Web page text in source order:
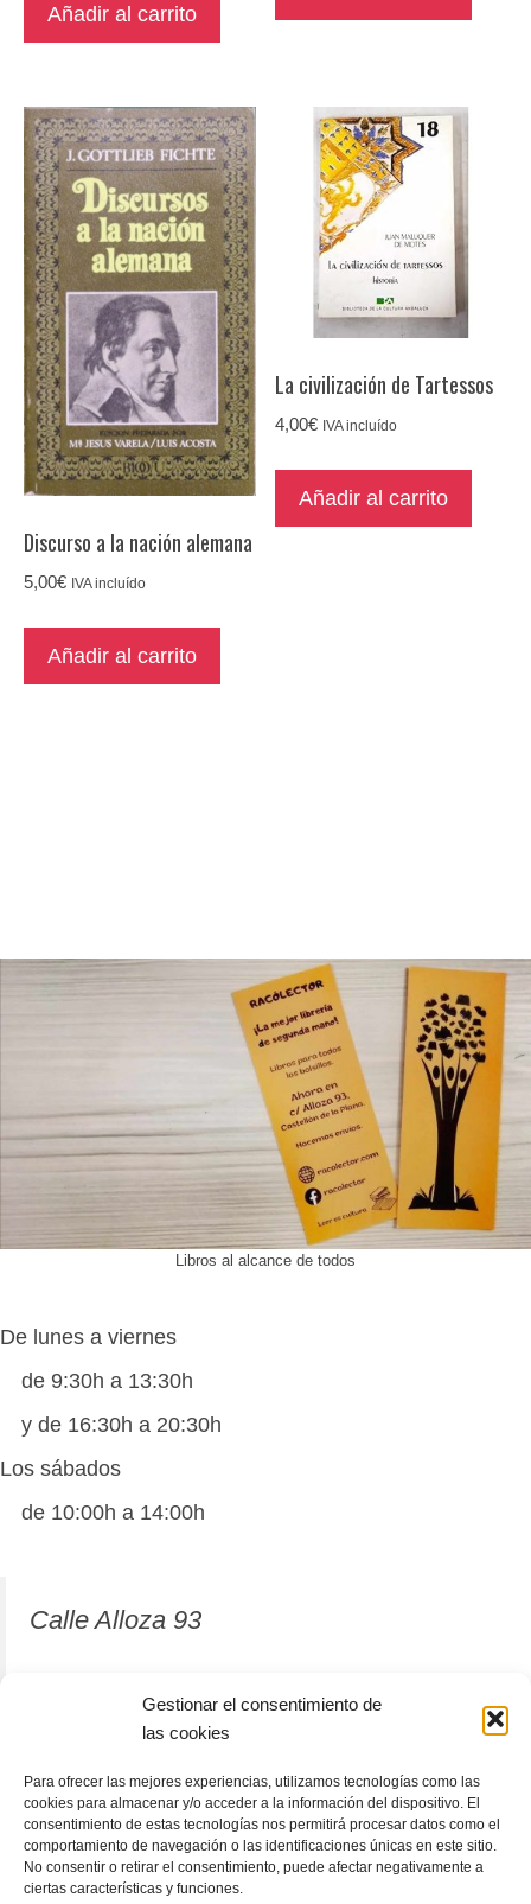
Gestionar el consentimiento de
las cookies
Para ofrecer las mejores experiencias, utilizamos tecnologías como las
cookies para almacenar y/o acceder a la información del dispositivo. El
consentimiento de estas tecnologías nos permitirá procesar datos como el
comportamiento de navegación o las identificaciones únicas en este sitio.
No consentir o retirar el consentimiento, puede afectar negativamente a
ciertas características y funciones.
Añadir al carrito
Discurso a la nación alemana
5,00€ IVA incluído
Añadir al carrito
La civilización de Tartessos
4,00€ IVA incluído
Añadir al carrito
Libros al alcance de todos
De lunes a viernes
de 9:30h a 13:30h
y de 16:30h a 20:30h
Los sábados
de 10:00h a 14:00h
Calle Alloza 93
12001 Castellón de la Plana
964 81 37 63